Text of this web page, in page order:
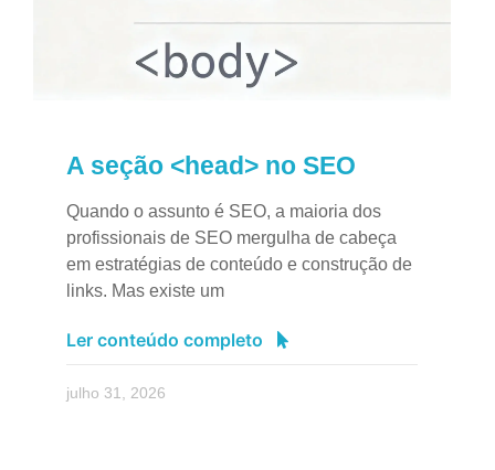
A seção <head> no SEO
Quando o assunto é SEO, a maioria dos
profissionais de SEO mergulha de cabeça
em estratégias de conteúdo e construção de
links. Mas existe um
Ler conteúdo completo
julho 31, 2026